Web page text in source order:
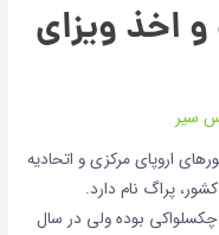
اخذ ویزای
سیر
اروپای مرکزی و اتحادیه
پراگ نام دارد.
بوده ولی در سال